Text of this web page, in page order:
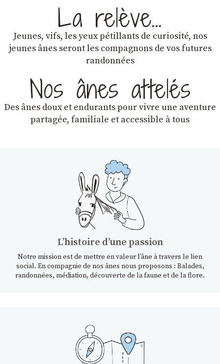
La relève…
Jeunes, vifs, les yeux pétillants de curiosité, nos
jeunes ânes seront les compagnons de vos futures
randonnées
Nos ânes attelés
Des ânes doux et endurantspour vivre une aventure
partagée, familiale et accessible à tous
Lʼhistoire dʼune passion
Notre mission est de mettre en valeur l’âne à travers le lien
social. En compagnie de nos ânes nous proposons : Balades,
randonnées, médiation, découverte de la faune et de la flore.